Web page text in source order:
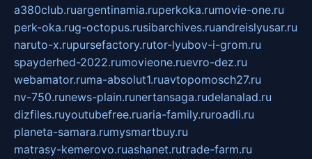
a380club.ruargentinamia.ruperkoka.rumovie-one.ru
perk-oka.rug-octopus.rusibarchives.ruandreislyusar.ru
naruto-x.rupursefactory.rutor-lyubov-i-grom.ru
spayderhed-2022.rumovieone.ruevro-dez.ru
webamator.ruma-absolut1.ruavtopomosch27.ru
nv-750.runews-plain.runertansaga.rudelanalad.ru
dizfiles.ruyoutubefree.ruaria-family.ruroadli.ru
planeta-samara.rumysmartbuy.ru
matrasy-kemerovo.ruashanet.rutrade-farm.ru